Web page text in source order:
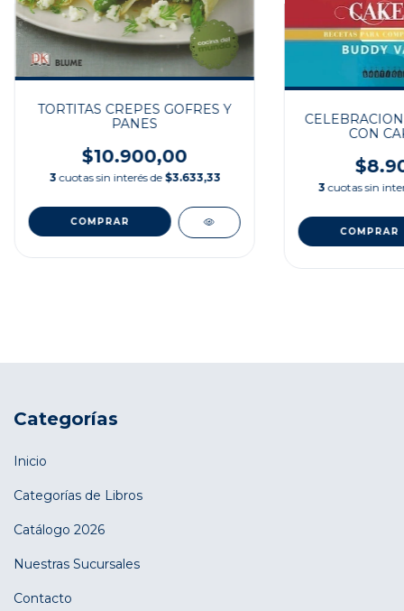
TORTITAS CREPES GOFRES Y
PANES
$10.900,00
3 cuotas sin interés de $3.633,33
CON
3 cuotas sin
Categorías
Inicio
Categorías de Libros
Catálogo 2026
Nuestras Sucursales
Contacto